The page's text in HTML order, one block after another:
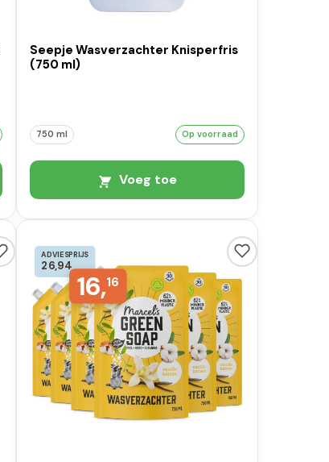
Seepje Wasverzachter Knisperfris
(750 ml)
750 ml Op voorraad
Voeg toe
ADVIESPRIJS
26,94
16,16